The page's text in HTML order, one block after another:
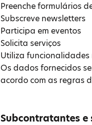
Preenche formulários
Subscreve newsletters
Participa em eventos
Solicita serviços
Utiliza funcionalidades
Os dados fornecidos
acordo com as regras
Subcontratantes e